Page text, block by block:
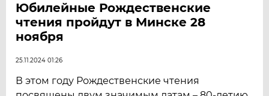
Юбилейные Рождественские
чтения пройдут в Минске 28
ноября
25.11.2024 01:26
В этом году Рождественские чтения